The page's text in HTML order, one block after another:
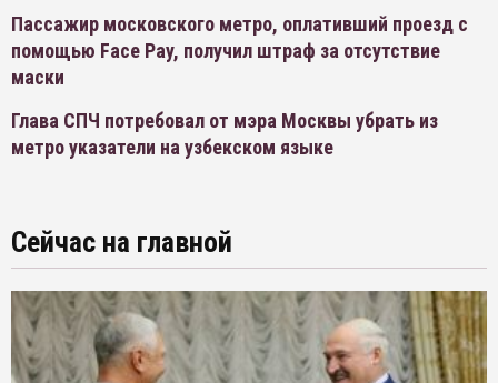
Пассажир московского метро, оплативший проезд с
помощью Face Pay, получил штраф за отсутствие
маски
Глава СПЧ потребовал от мэра Москвы убрать из
метро указатели на узбекском языке
Сейчас на главной